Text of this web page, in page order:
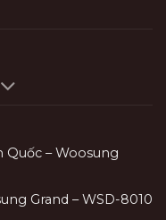
– Woosung
Grand – WSD-8010